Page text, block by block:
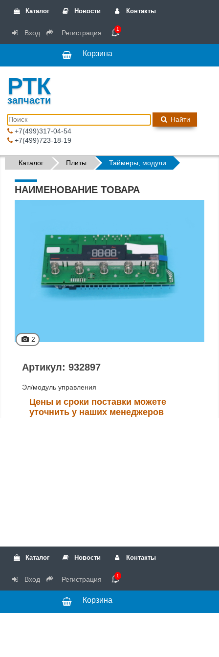
Каталог Новости Контакты
Вход Регистрация 1
Корзина
РТК
запчасти
Найти
+7(499)317-04-54
+7(499)723-18-19
Каталог Плиты Таймеры, модули
НАИМЕНОВАНИЕ ТОВАРА
2
Артикул: 932897
Эл/модуль управления
Цены и сроки поставки можете
уточнить у наших менеджеров
Каталог Новости Контакты
Вход Регистрация 1
Корзина